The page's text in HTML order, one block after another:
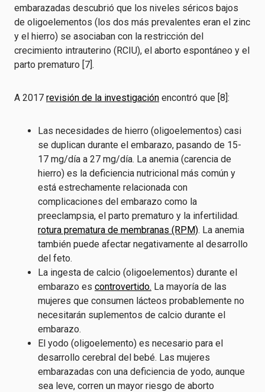
embarazadas descubrió que los niveles séricos bajos
de oligoelementos (los dos más prevalentes eran el zinc
y el hierro) se asociaban con la restricción del
crecimiento intrauterino (RCIU), el aborto espontáneo y el
parto prematuro [7].
A 2017 revisión de la investigación encontró que [8]:
Las necesidades de hierro (oligoelementos) casi
se duplican durante el embarazo, pasando de 15-
17 mg/día a 27 mg/día. La anemia (carencia de
hierro) es la deficiencia nutricional más común y
está estrechamente relacionada con
complicaciones del embarazo como la
preeclampsia, el parto prematuro y la infertilidad.
rotura prematura de membranas (RPM). La anemia
también puede afectar negativamente al desarrollo
del feto.
La ingesta de calcio (oligoelementos) durante el
embarazo es controvertido. La mayoría de las
mujeres que consumen lácteos probablemente no
necesitarán suplementos de calcio durante el
embarazo.
El yodo (oligoelemento) es necesario para el
desarrollo cerebral del bebé. Las mujeres
embarazadas con una deficiencia de yodo, aunque
sea leve, corren un mayor riesgo de aborto